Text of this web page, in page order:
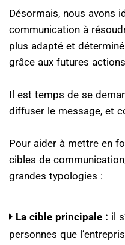
Désormais, nous avons
communication à
plus adapté et
grâce aux futures
Il est temps de se
diffuser le message, et
Pour aider à mettre en
cibles de
grandes typologies :
La cible principale : il
personnes que